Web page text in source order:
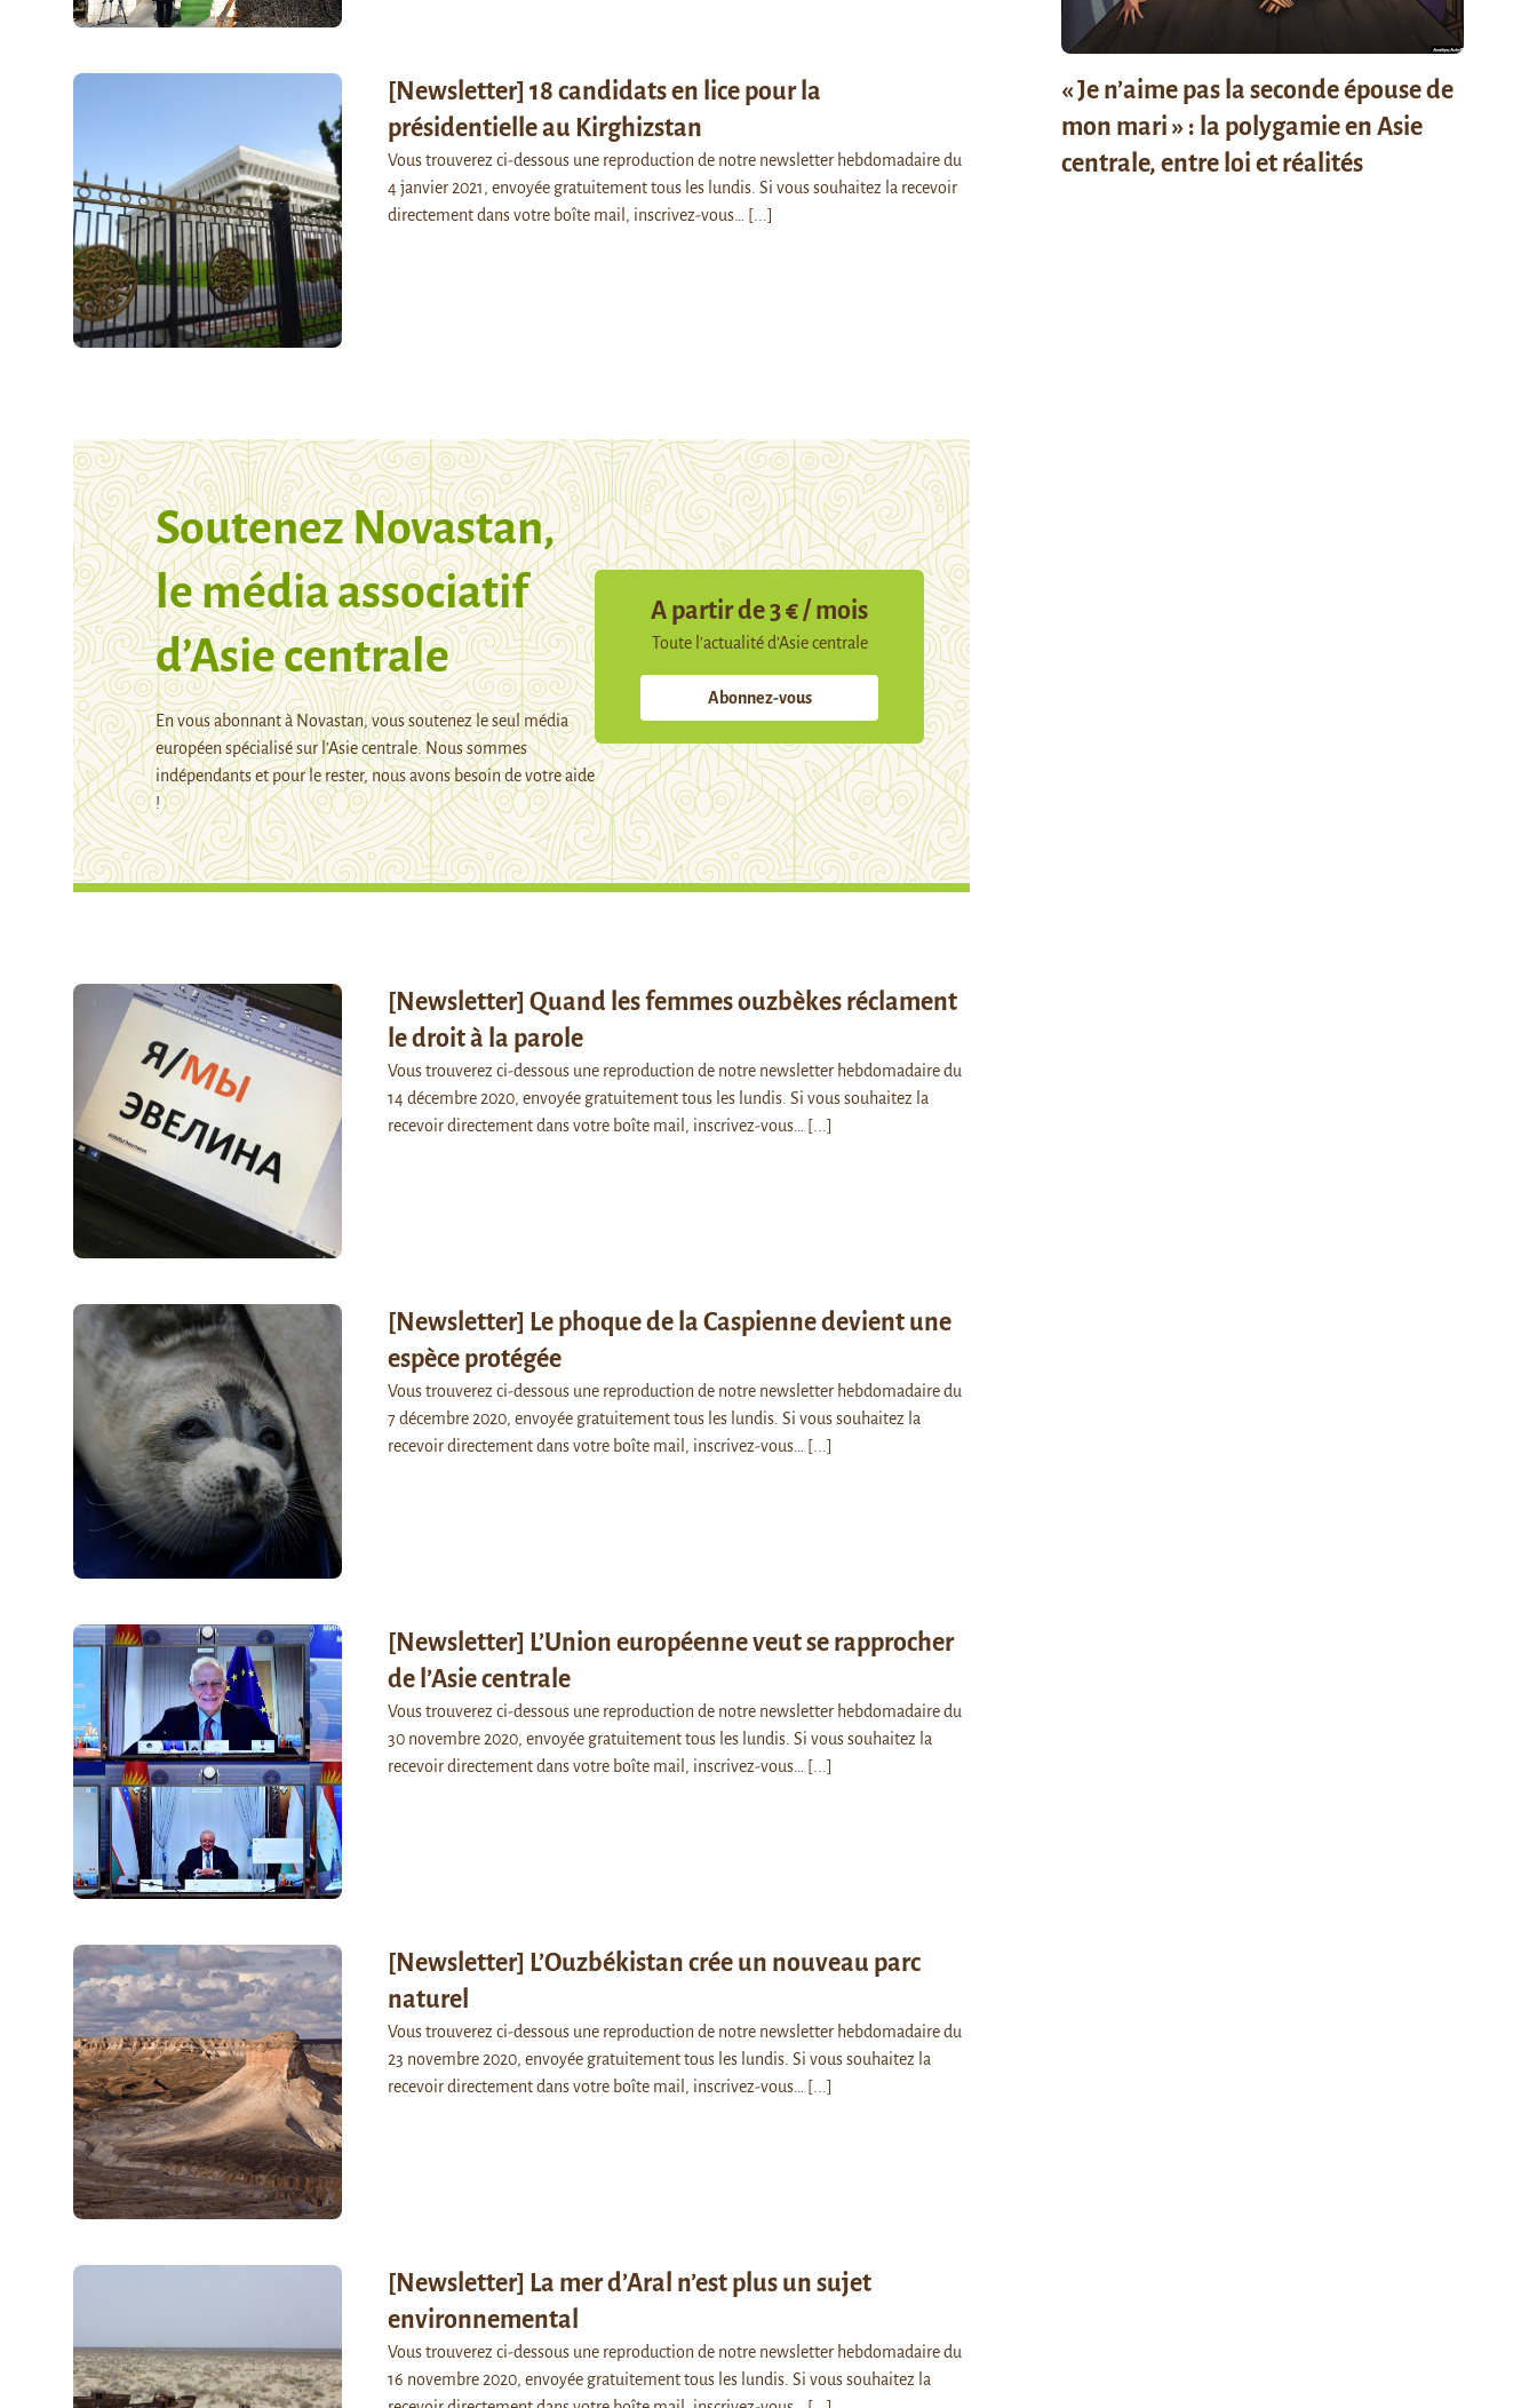
[Newsletter] 18 candidats en lice pour la
présidentielle au Kirghizstan
Vous trouverez ci-dessous une reproduction de notre newsletter hebdomadaire du
4 janvier 2021, envoyée gratuitement tous les lundis. Si vous souhaitez la recevoir
directement dans votre boîte mail, inscrivez-vous…
[...]
Soutenez Novastan,
le média associatif
d’Asie centrale
En vous abonnant à Novastan, vous soutenez le seul média
européen spécialisé sur l’Asie centrale. Nous sommes
indépendants et pour le rester, nous avons besoin de votre aide
!
A partir de 3 € / mois
Toute l’actualité d’Asie centrale
Abonnez-vous
[Newsletter] Quand les femmes ouzbèkes réclament
le droit à la parole
Vous trouverez ci-dessous une reproduction de notre newsletter hebdomadaire du
14 décembre 2020, envoyée gratuitement tous les lundis. Si vous souhaitez la
recevoir directement dans votre boîte mail, inscrivez-vous…
[...]
[Newsletter] Le phoque de la Caspienne devient une
espèce protégée
Vous trouverez ci-dessous une reproduction de notre newsletter hebdomadaire du
7 décembre 2020, envoyée gratuitement tous les lundis. Si vous souhaitez la
recevoir directement dans votre boîte mail, inscrivez-vous…
[...]
[Newsletter] L’Union européenne veut se rapprocher
de l’Asie centrale
Vous trouverez ci-dessous une reproduction de notre newsletter hebdomadaire du
30 novembre 2020, envoyée gratuitement tous les lundis. Si vous souhaitez la
recevoir directement dans votre boîte mail, inscrivez-vous…
[...]
[Newsletter] L’Ouzbékistan crée un nouveau parc
naturel
Vous trouverez ci-dessous une reproduction de notre newsletter hebdomadaire du
23 novembre 2020, envoyée gratuitement tous les lundis. Si vous souhaitez la
recevoir directement dans votre boîte mail, inscrivez-vous…
[...]
[Newsletter] La mer d’Aral n’est plus un sujet
environnemental
Vous trouverez ci-dessous une reproduction de notre newsletter hebdomadaire du
16 novembre 2020, envoyée gratuitement tous les lundis. Si vous souhaitez la
« Je n’aime pas la seconde épouse de
mon mari » : la polygamie en Asie
centrale, entre loi et réalités